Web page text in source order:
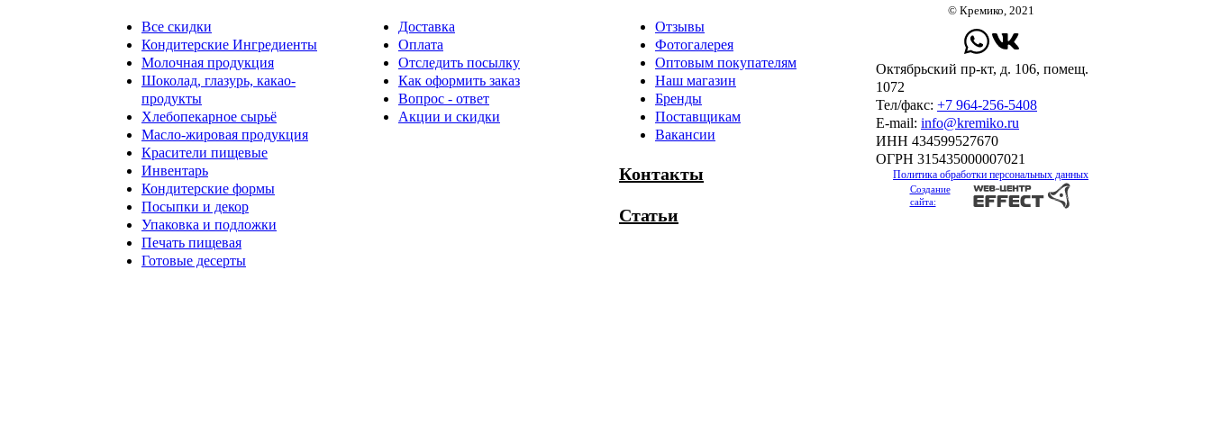
Все скидки
Кондитерские Ингредиенты
Молочная продукция
Шоколад, глазурь, какао-
продукты
Хлебопекарное сырьё
Масло-жировая продукция
Красители пищевые
Инвентарь
Кондитерские формы
Посыпки и декор
Упаковка и подложки
Печать пищевая
Готовые десерты
Доставка
Оплата
Отследить посылку
Как оформить заказ
Вопрос - ответ
Акции и скидки
Отзывы
Фотогалерея
Оптовым покупателям
Наш магазин
Бренды
Поставщикам
Вакансии
Контакты
Статьи
© Кремико, 2021
Октябрьский пр-кт, д. 106, помещ.
1072
Тел/факс: +7 964-256-5408
Е-mail: info@kremiko.ru
ИНН 434599527670
ОГРН 315435000007021
Политика обработки персональных данных
Создание
сайта: